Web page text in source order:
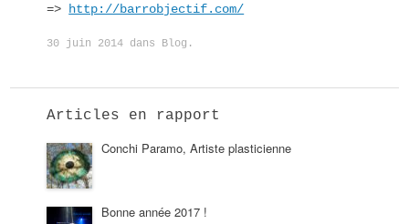
=>
http://barrobjectif.com/
30 juin 2014 dans Blog .
Articles en rapport
Conchi Paramo, Artiste plasticienne
Bonne année 2017 !